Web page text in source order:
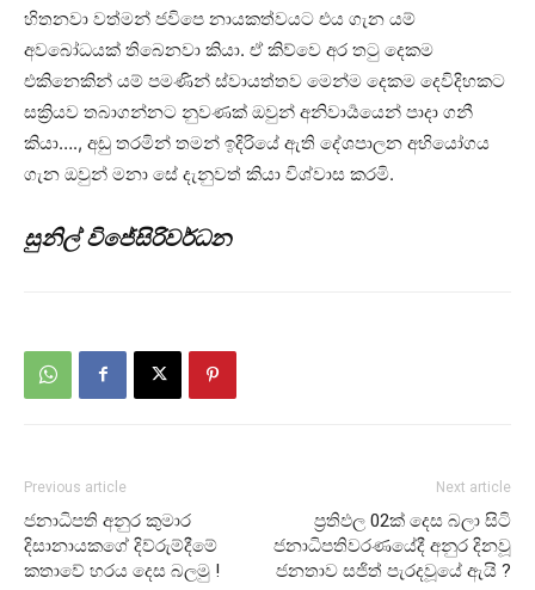
හිතනවා වත්මන් ජවිපෙ නායකත්වයට එය ගැන යම්
අවබෝධයක් තිබෙනවා කියා. ඒ කිව්වෙ අර තටු දෙකම
එකිනෙකින් යම් පමණින් ස්වායත්තව මෙන්ම දෙකම දෙවිදිහකට
සක්‍රියව තබාගන්නට නුවණක් ඔවුන් අනිවාර්‍යයෙන් පාදා ගනී
කියා…., අඩු තරමින් තමන් ඉදිරියේ ඇති දේශපාලන අභියෝගය
ගැන ඔවුන් මනා සේ දැනුවත් කියා විශ්වාස කරමි.
සුනිල් විජේසිරිවර්ධන
Previous article
ජනාධිපති අනුර කුමාර
දිසානායකගේ දිව්රුම්දීමේ
කතාවේ හරය දෙස බලමු !
Next article
ප්‍රතිඵල 02ක් දෙස බලා සිටි
ජනාධිපතිවරණයේදී අනුර දිනවූ
ජනතාව සජිත් පැරදවූයේ ඇයි ?